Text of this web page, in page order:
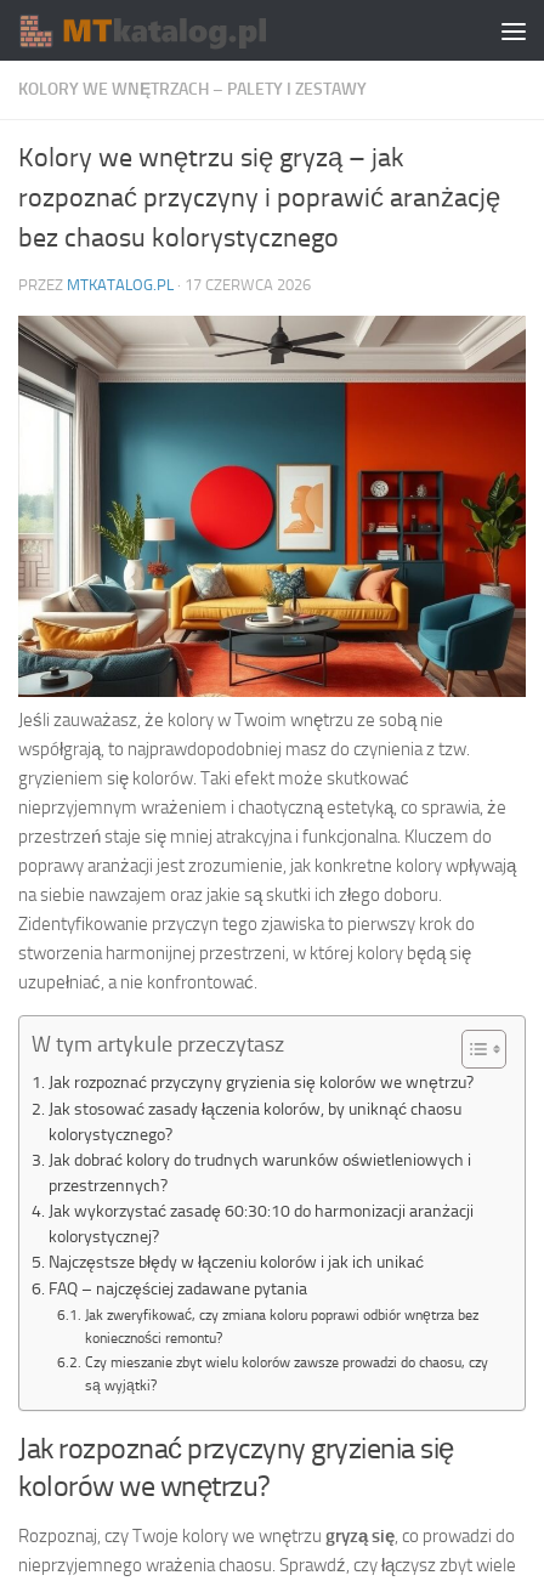
Skip to content
KOLORY WE WNĘTRZACH – PALETY I ZESTAWY
Kolory we wnętrzu się gryzą – jak
rozpoznać przyczyny i poprawić aranżację
bez chaosu kolorystycznego
PRZEZ MTKATALOG.PL · 17 CZERWCA 2026
Jeśli zauważasz, że kolory w Twoim wnętrzu ze sobą nie
współgrają, to najprawdopodobniej masz do czynienia z tzw.
gryzieniem się kolorów. Taki efekt może skutkować
nieprzyjemnym wrażeniem i chaotyczną estetyką, co sprawia, że
przestrzeń staje się mniej atrakcyjna i funkcjonalna. Kluczem do
poprawy aranżacji jest zrozumienie, jak konkretne kolory wpływają
na siebie nawzajem oraz jakie są skutki ich złego doboru.
Zidentyfikowanie przyczyn tego zjawiska to pierwszy krok do
stworzenia harmonijnej przestrzeni, w której kolory będą się
uzupełniać, a nie konfrontować.
W tym artykule przeczytasz
Jak rozpoznać przyczyny gryzienia się kolorów we wnętrzu?
Jak stosować zasady łączenia kolorów, by uniknąć chaosu
kolorystycznego?
Jak dobrać kolory do trudnych warunków oświetleniowych i
przestrzennych?
Jak wykorzystać zasadę 60:30:10 do harmonizacji aranżacji
kolorystycznej?
Najczęstsze błędy w łączeniu kolorów i jak ich unikać
FAQ – najczęściej zadawane pytania
Jak zweryfikować, czy zmiana koloru poprawi odbiór wnętrza bez
konieczności remontu?
Czy mieszanie zbyt wielu kolorów zawsze prowadzi do chaosu, czy
są wyjątki?
Jak rozpoznać przyczyny gryzienia się
kolorów we wnętrzu?
Rozpoznaj, czy Twoje kolory we wnętrzu gryzą się , co prowadzi do
nieprzyjemnego wrażenia chaosu. Sprawdź, czy łączysz zbyt wiele